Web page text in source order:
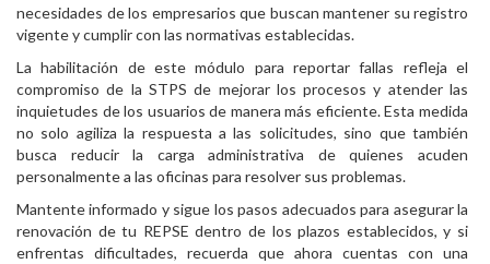
necesidades de los empresarios que buscan mantener su registro
vigente y cumplir con las normativas establecidas.
La habilitación de este módulo para reportar fallas refleja el
compromiso de la STPS de mejorar los procesos y atender las
inquietudes de los usuarios de manera más eficiente. Esta medida
no solo agiliza la respuesta a las solicitudes, sino que también
busca reducir la carga administrativa de quienes acuden
personalmente a las oficinas para resolver sus problemas.
Mantente informado y sigue los pasos adecuados para asegurar la
renovación de tu REPSE dentro de los plazos establecidos, y si
enfrentas dificultades, recuerda que ahora cuentas con una